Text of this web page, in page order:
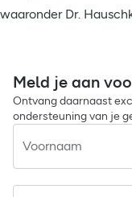
waaronder Dr.
Meld je aan
Ontvang daarnaast
ondersteuning van je
Voornaam